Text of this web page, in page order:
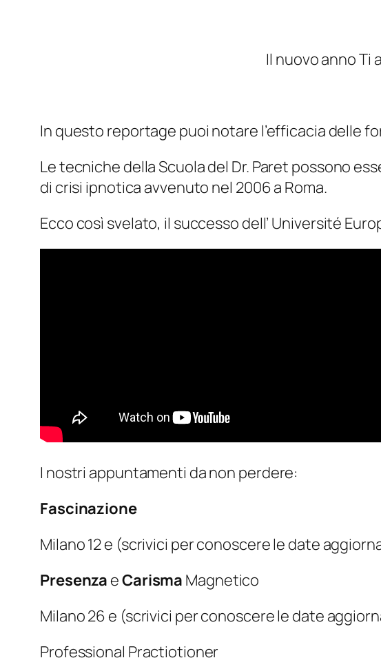
Il nuovo anno Ti
In questo reportage puoi notare l’efficacia delle
Le tecniche della Scuola del Dr. Paret possono
di crisi ipnotica avvenuto nel 2006 a Roma.
Ecco così svelato, il successo dell’ Université
I nostri appuntamenti da non perdere:
Fascinazione
Milano 12 e (scrivici per conoscere le date
Presenza eCarisma Magnetico
Milano 26 e (scrivici per conoscere le date
Professional Practiotioner